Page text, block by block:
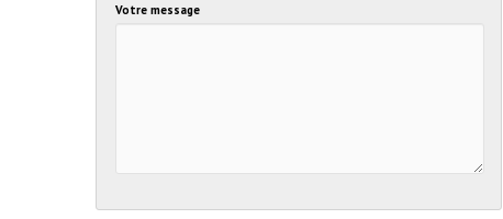
Votre message